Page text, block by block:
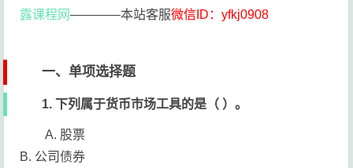
露课程网————本站客服微信ID：yfkj0908
一、单项选择题
1. 下列属于货币市场工具的是（ ）。
A. 股票
B. 公司债券